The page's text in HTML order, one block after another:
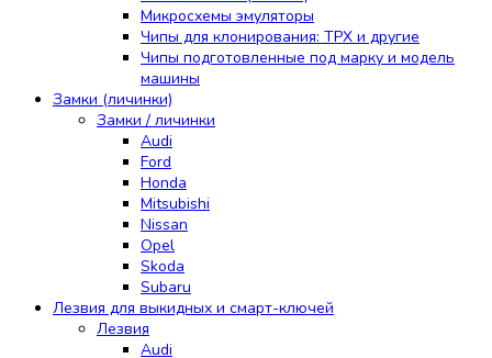
Микросхемы эмуляторы
Чипы для клонирования: TPX и другие
Чипы подготовленные под марку и модель
машины
Замки (личинки)
Замки / личинки
Audi
Ford
Honda
Mitsubishi
Nissan
Opel
Skoda
Subaru
Лезвия для выкидных и смарт-ключей
Лезвия
Audi